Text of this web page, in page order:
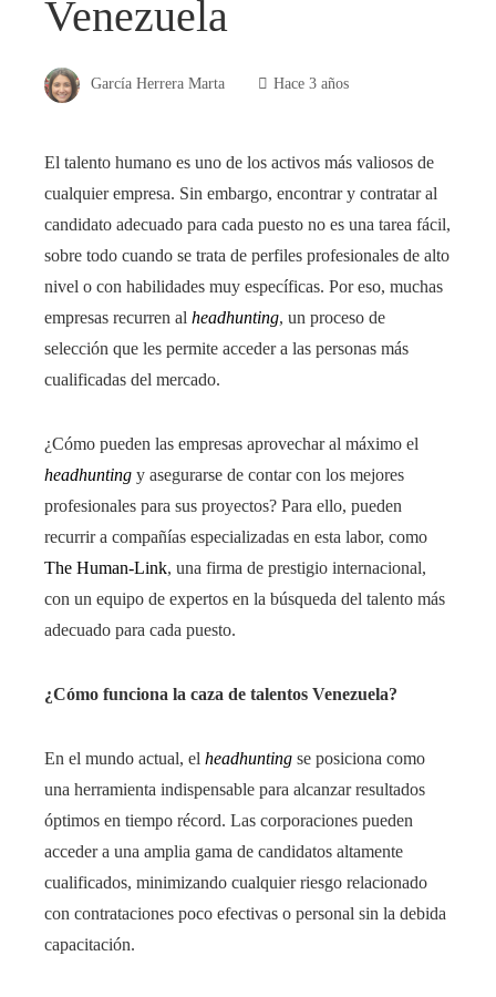
Venezuela
García Herrera Marta Hace 3 años
El talento humano es uno de los activos más valiosos de
cualquier empresa. Sin embargo, encontrar y contratar al
candidato adecuado para cada puesto no es una tarea fácil,
sobre todo cuando se trata de perfiles profesionales de alto
nivel o con habilidades muy específicas. Por eso, muchas
empresas recurren al headhunting, un proceso de
selección que les permite acceder a las personas más
cualificadas del mercado.
¿Cómo pueden las empresas aprovechar al máximo el
headhunting y asegurarse de contar con los mejores
profesionales para sus proyectos? Para ello, pueden
recurrir a compañías especializadas en esta labor, como
The Human-Link, una firma de prestigio internacional,
con un equipo de expertos en la búsqueda del talento más
adecuado para cada puesto.
¿Cómo funciona la caza de talentos Venezuela?
En el mundo actual, el headhunting se posiciona como
una herramienta indispensable para alcanzar resultados
óptimos en tiempo récord. Las corporaciones pueden
acceder a una amplia gama de candidatos altamente
cualificados, minimizando cualquier riesgo relacionado
con contrataciones poco efectivas o personal sin la debida
capacitación.